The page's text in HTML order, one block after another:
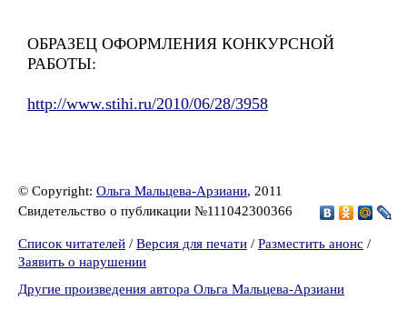
ОБРАЗЕЦ ОФОРМЛЕНИЯ КОНКУРСНОЙ
РАБОТЫ:
http://www.stihi.ru/2010/06/28/3958
© Copyright: Ольга Мальцева-Арзиани, 2011
Свидетельство о публикации №111042300366
Список читателей / Версия для печати / Разместить анонс /
Заявить о нарушении
Другие произведения автора Ольга Мальцева-Арзиани